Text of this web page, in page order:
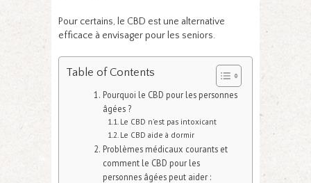
Pour certains, le CBD est une alternative
efficace à envisager pour les seniors.
Table of Contents
Pourquoi le CBD pour les personnes
âgées ?
Le CBD n’est pas intoxicant
Le CBD aide à dormir
Problèmes médicaux courants et
comment le CBD pour les
personnes âgées peut aider :